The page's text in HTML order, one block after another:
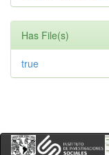
Has File(s)
true